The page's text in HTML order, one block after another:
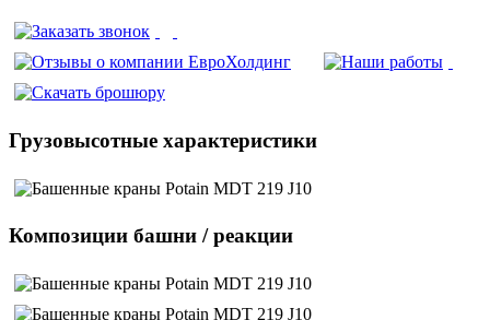
Грузовысотные характеристики
Композиции башни / реакции